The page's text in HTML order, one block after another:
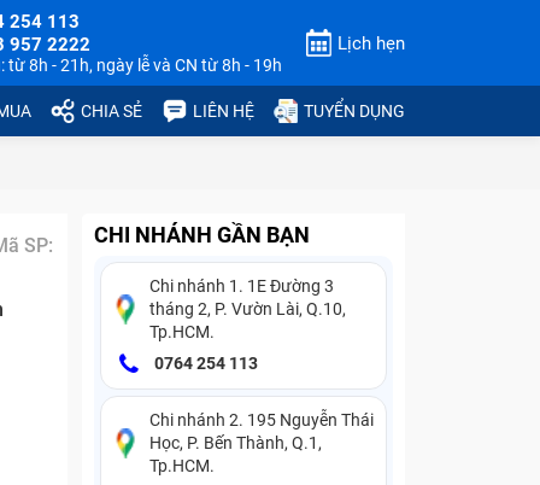
254 113
957 2222
từ 8h - 21h, ngày lễ và CN từ 8h - 19h
Lịch hẹn
CHIA SẺ LIÊN HỆ TUYỂN DỤNG
SP: CHI NHÁNH GẦN BẠN
Chi nhánh 1. 1E Đường 3
tháng 2, P. Vườn Lài, Q.10,
Tp.HCM.
0764 254 113
Chi nhánh 2. 195 Nguyễn Thái
Học, P. Bến Thành, Q.1,
Tp.HCM.